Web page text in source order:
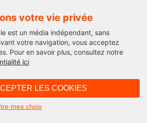
votre vie privée
est un média indépendant, sans
votre navigation, vous acceptez
Pour en savoir plus, consultez notre
ici
LES COOKIES
mes choixsud-américaine :